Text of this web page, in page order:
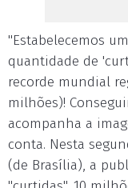
"Estabelecemos
quantidade de
recorde mundial
milhões)!
acompanha a
conta. Nesta
(de Brasília), a